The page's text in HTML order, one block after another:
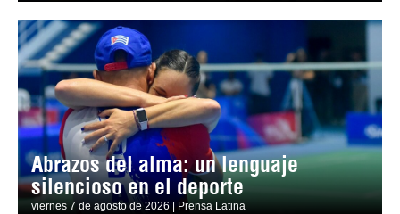
Abrazos del alma: un lenguaje
silencioso en el deporte
viernes 7 de agosto de 2026 | Prensa Latina